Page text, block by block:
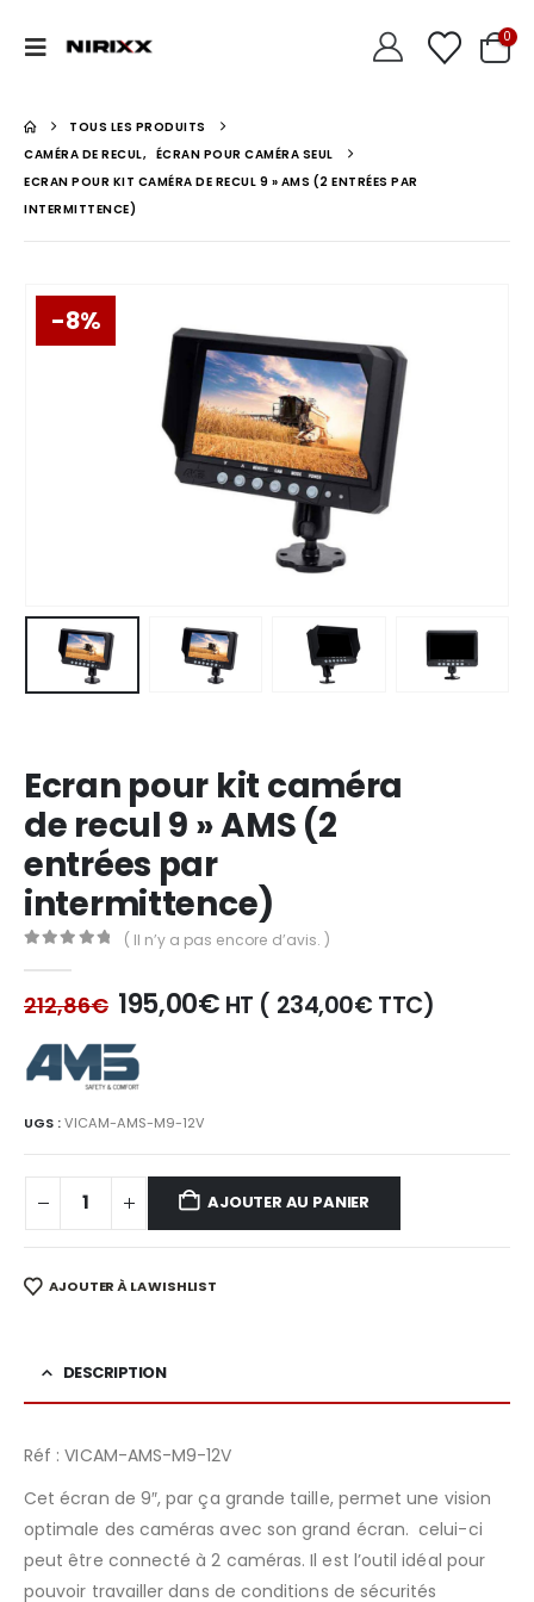
0
TOUS LES PRODUITS
CAMÉRA DE RECUL, ÉCRAN POUR CAMÉRA SEUL
ECRAN POUR KIT CAMÉRA DE RECUL 9 » AMS (2 ENTRÉES PAR
INTERMITTENCE)
-8%
Ecran pour kit caméra
de recul 9 » AMS (2
entrées par
intermittence)
( Il n’y a pas encore d’avis. )
212,86€ Le
prix
initial
était :
195,00€Le
prix
HT ( 234,00€ TTC)
UGS :VICAM-AMS-M9-12V
AJOUTER AU PANIER
AJOUTER À LA WISHLIST
DESCRIPTION
Réf : VICAM-AMS-M9-12V
Cet écran de 9″, par ça grande taille, permet une vision
optimale des caméras avec son grand écran. celui-ci
peut être connecté à 2 caméras. Il est l’outil idéal pour
pouvoir travailler dans de conditions de sécurités